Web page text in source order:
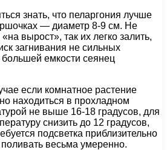
знать, что пеларгония лучше
— диаметр 8-9 см. Не
вырост», так их легко залить,
загнивания не сильных
емкости сеянец
если комнатное растение
находиться в прохладном
не выше 16-18 градусов, для
снизить до 12 градусов,
подсветка приблизительно
поливать весьма умеренно.